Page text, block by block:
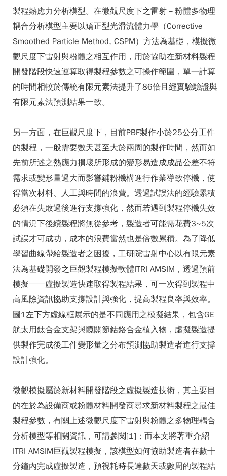
製程熱應力分析模型。在微觀尺度下之雷射－粉體多物理
耦合分析模型主要以矯正型光滑流體力學（Corrective
Smoothed Particle Method, CSPM）方法為基礎，模擬微
觀尺度下雷射與粉體之相互作用，用於協助在新材料製程
開發階段快速運算取得製程參數之可操作範圍，單一計算
的時間相較於傳統有限元素法提升了86倍且經實驗驗證與
有限元素法預測結果一致。
另一方面，在巨觀尺度下，目前PBF製作小於25公分工件
的製程，一般需要數天甚至大於兩周的製作時間，然而如
先前所述之熱應力損壞所形成的變形易造成成品公差不符
需求或變形量過大而影響鋪粉機構進行作業導致停機，使
得當次材料、人工與時間的浪費。透過試誤法的經驗累積
必須在失敗過後進行支撐強化，然而若遇到製程停機失效
的情況下後續製程將無從參考，製造者可能需花費3~5次
試誤才可成功，成本的浪費當然也是倍數累積。為了降低
學習曲線帶給製造者之困擾，工研院雷射中心以有限元素
法為基礎開發之巨觀製程模擬軟體ITRI AMSIM，透過預前
模擬──虛擬製造快速取得製程結果，可一次得到製程中
高風險資訊協助支撐設計與強化，提高製程良率與效率。
圖1左下方虛線框展示的是不同應用之模擬結果，包含GE
航太用鈦合金支架與髖關節鈷鉻合金植入物，虛擬製造提
供製作完成後工件變形量之分布預測協助製造者進行支撐
設計強化。
微觀模擬屬於新材料開發階段之虛擬製造技術，其主要目
的在於為設備商或粉體材料開發商尋求新材料製程之最佳
製程參數，有關上述微觀尺度下雷射與粉體之多物理耦合
分析模型等相關資訊，可請參閱[1]；而本文將著重介紹
ITRI AMSIM巨觀製程模擬，該模型如何協助製造者在數十
分鐘內完成虛擬製造，預視耗時長達數天或數周的製程結